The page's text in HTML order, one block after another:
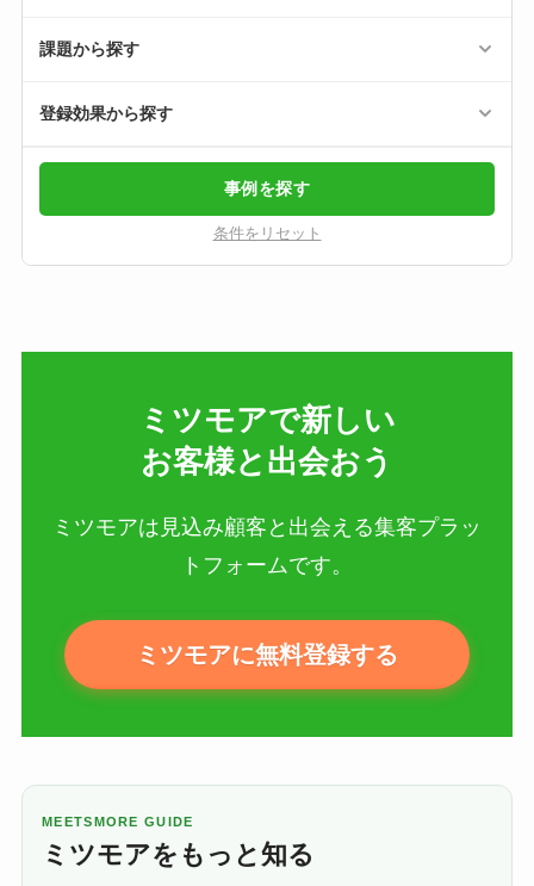
課題から探す
登録効果から探す
事例を探す
条件をリセット
ミツモアで新しい​
お客様と出会おう
ミツモアは見込み顧客と出会える集客プラッ
トフォームです。
ミツモアに無料登録する
MEETSMORE GUIDE
ミツモアをもっと知る